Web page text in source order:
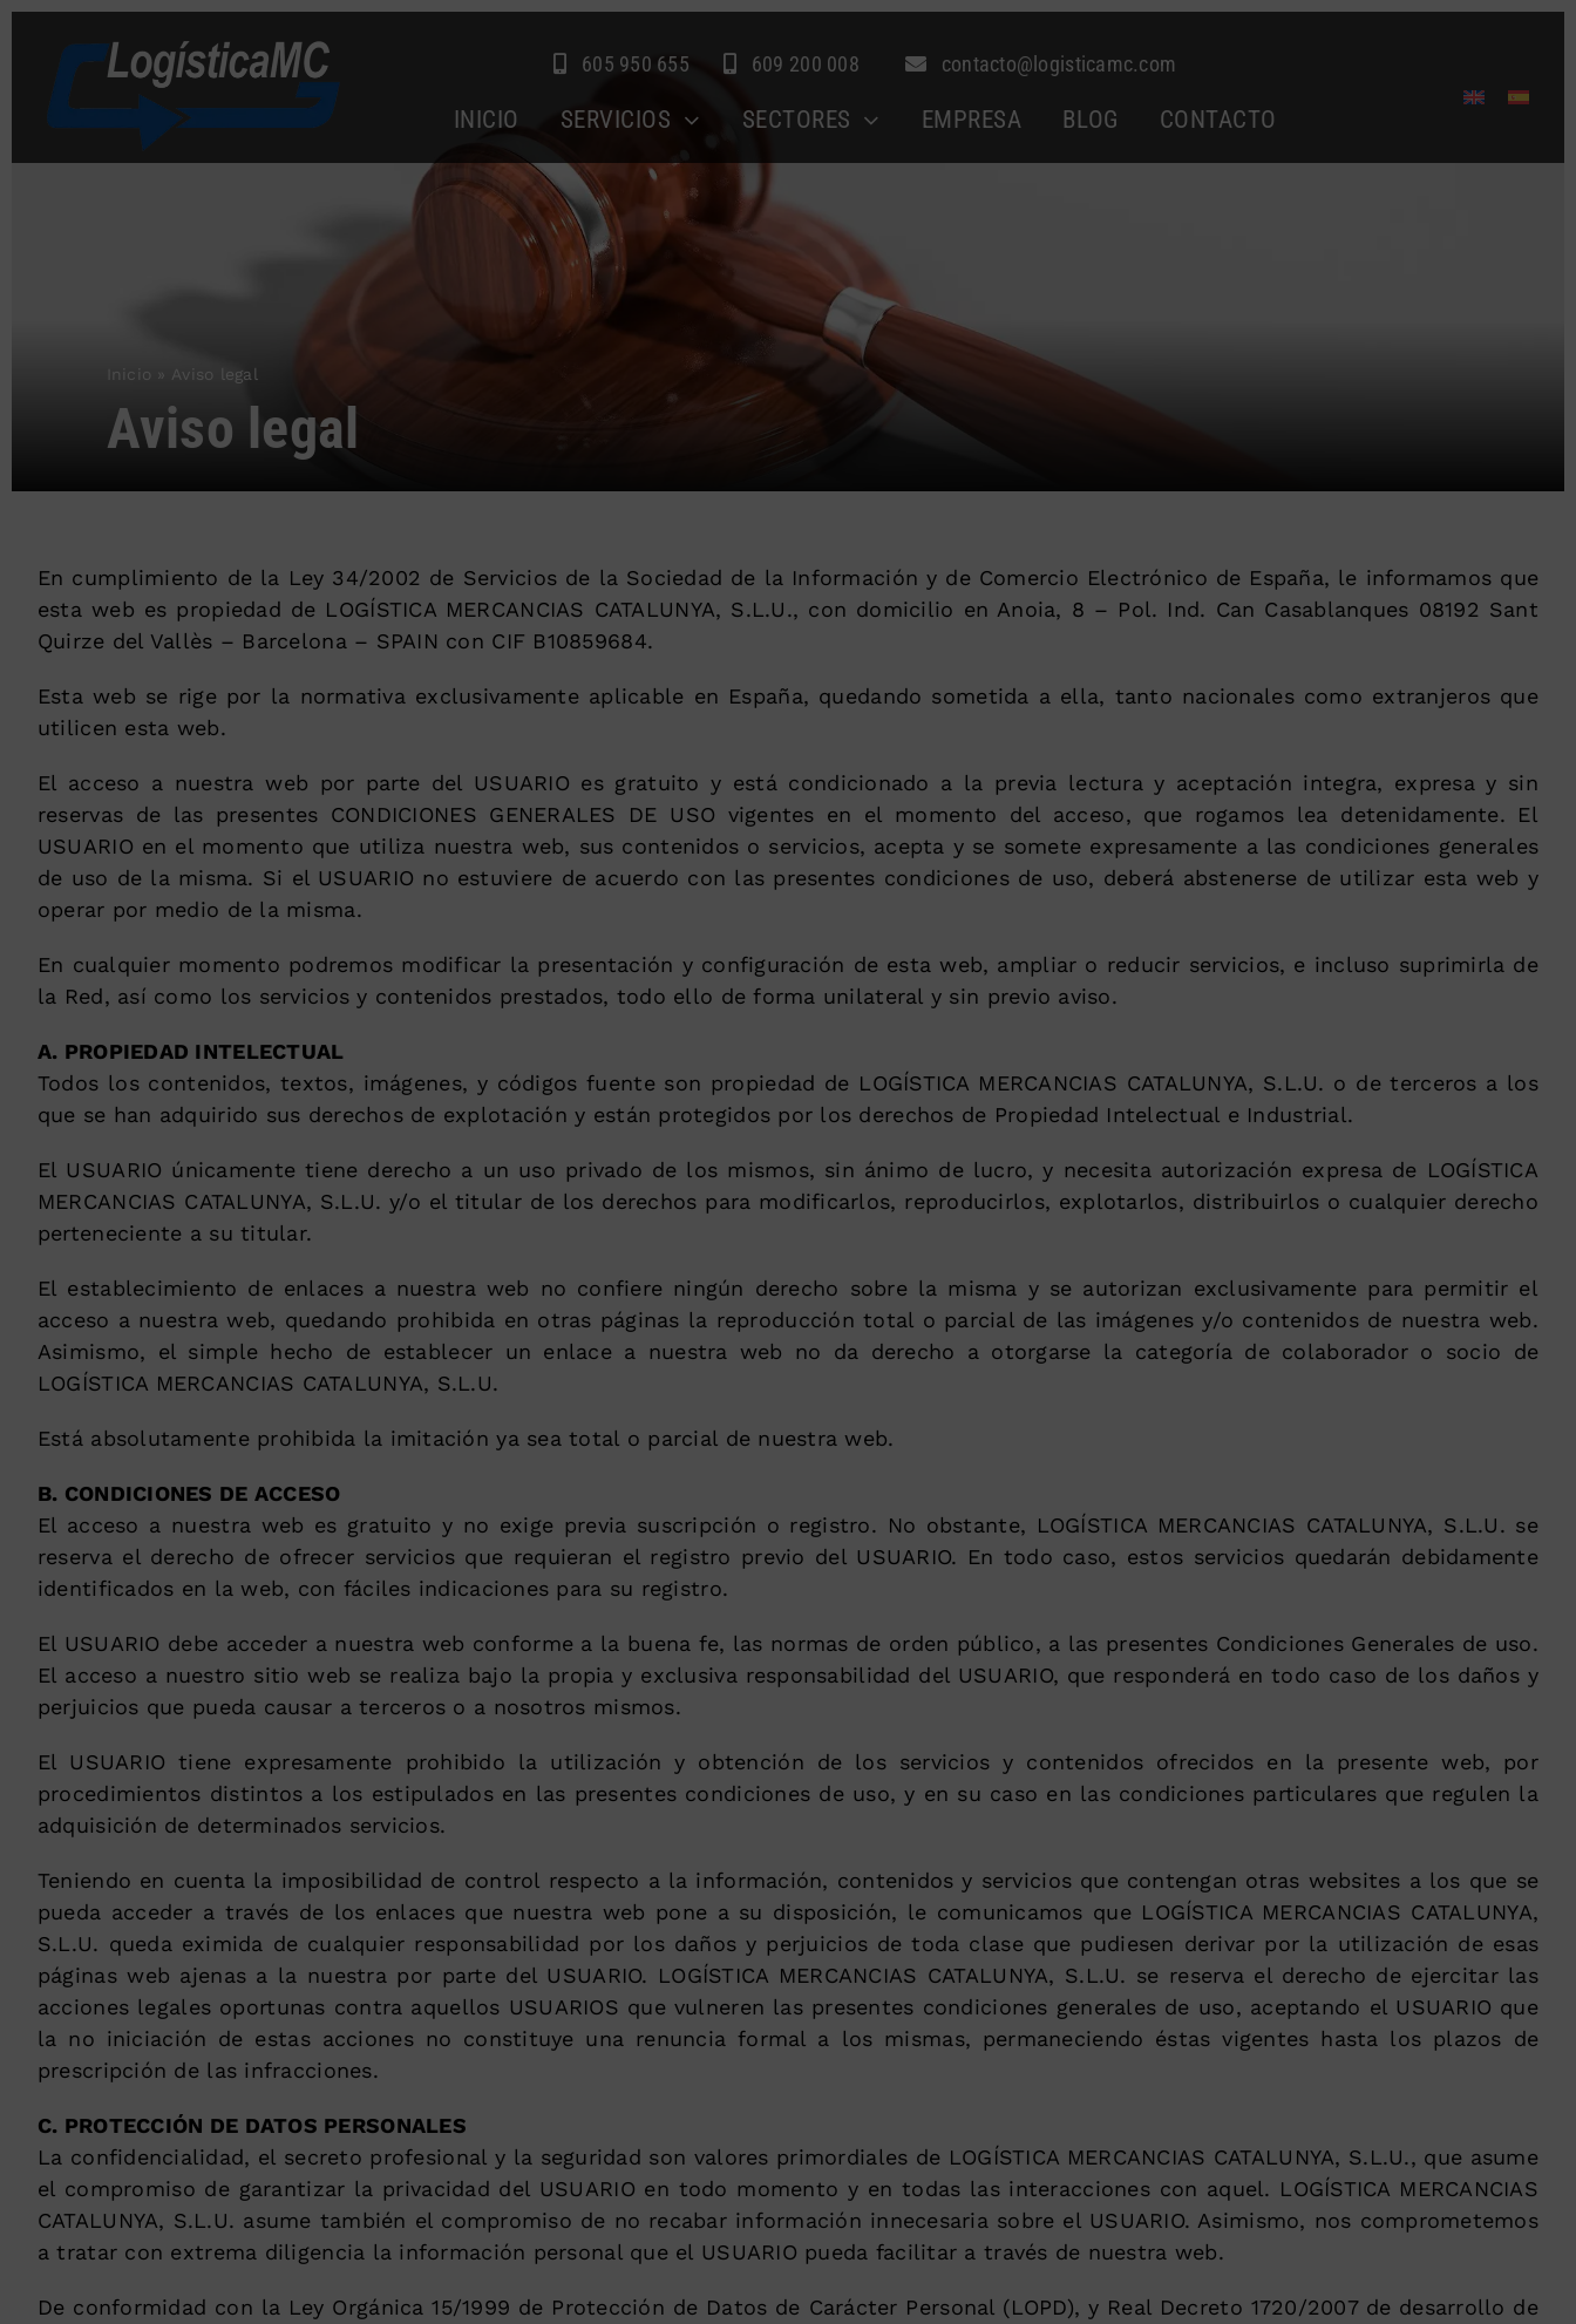
Saltar
contenido
605 950 655 609 200 008 contacto@logisticamc.com
INICIO SERVICIOS SECTORES EMPRESA BLOG CONTACTO
Inicio » Aviso legal
Aviso legal
En cumplimiento de la Ley 34/2002 de Servicios de la Sociedad de la Información y de Comercio Electrónico de España, le informamos que
esta web es propiedad de LOGÍSTICA MERCANCIAS CATALUNYA, S.L.U., con domicilio en Anoia, 8 – Pol. Ind. Can Casablanques 08192 Sant
Quirze del Vallès – Barcelona – SPAIN con CIF B10859684.
Esta web se rige por la normativa exclusivamente aplicable en España, quedando sometida a ella, tanto nacionales como extranjeros que
utilicen esta web.
El acceso a nuestra web por parte del USUARIO es gratuito y está condicionado a la previa lectura y aceptación integra, expresa y sin
reservas de las presentes CONDICIONES GENERALES DE USO vigentes en el momento del acceso, que rogamos lea detenidamente. El
USUARIO en el momento que utiliza nuestra web, sus contenidos o servicios, acepta y se somete expresamente a las condiciones generales
de uso de la misma. Si el USUARIO no estuviere de acuerdo con las presentes condiciones de uso, deberá abstenerse de utilizar esta web y
operar por medio de la misma.
En cualquier momento podremos modificar la presentación y configuración de esta web, ampliar o reducir servicios, e incluso suprimirla de
la Red, así como los servicios y contenidos prestados, todo ello de forma unilateral y sin previo aviso.
A. PROPIEDAD INTELECTUAL
Todos los contenidos, textos, imágenes, y códigos fuente son propiedad de LOGÍSTICA MERCANCIAS CATALUNYA, S.L.U. o de terceros a los
que se han adquirido sus derechos de explotación y están protegidos por los derechos de Propiedad Intelectual e Industrial.
El USUARIO únicamente tiene derecho a un uso privado de los mismos, sin ánimo de lucro, y necesita autorización expresa de LOGÍSTICA
MERCANCIAS CATALUNYA, S.L.U. y/o el titular de los derechos para modificarlos, reproducirlos, explotarlos, distribuirlos o cualquier derecho
perteneciente a su titular.
El establecimiento de enlaces a nuestra web no confiere ningún derecho sobre la misma y se autorizan exclusivamente para permitir el
acceso a nuestra web, quedando prohibida en otras páginas la reproducción total o parcial de las imágenes y/o contenidos de nuestra web.
Asimismo, el simple hecho de establecer un enlace a nuestra web no da derecho a otorgarse la categoría de colaborador o socio de
LOGÍSTICA MERCANCIAS CATALUNYA, S.L.U.
Está absolutamente prohibida la imitación ya sea total o parcial de nuestra web.
B. CONDICIONES DE ACCESO
El acceso a nuestra web es gratuito y no exige previa suscripción o registro. No obstante, LOGÍSTICA MERCANCIAS CATALUNYA, S.L.U. se
reserva el derecho de ofrecer servicios que requieran el registro previo del USUARIO. En todo caso, estos servicios quedarán debidamente
identificados en la web, con fáciles indicaciones para su registro.
El USUARIO debe acceder a nuestra web conforme a la buena fe, las normas de orden público, a las presentes Condiciones Generales de uso.
El acceso a nuestro sitio web se realiza bajo la propia y exclusiva responsabilidad del USUARIO, que responderá en todo caso de los daños y
perjuicios que pueda causar a terceros o a nosotros mismos.
El USUARIO tiene expresamente prohibido la utilización y obtención de los servicios y contenidos ofrecidos en la presente web, por
procedimientos distintos a los estipulados en las presentes condiciones de uso, y en su caso en las condiciones particulares que regulen la
adquisición de determinados servicios.
Teniendo en cuenta la imposibilidad de control respecto a la información, contenidos y servicios que contengan otras websites a los que se
pueda acceder a través de los enlaces que nuestra web pone a su disposición, le comunicamos que LOGÍSTICA MERCANCIAS CATALUNYA,
S.L.U. queda eximida de cualquier responsabilidad por los daños y perjuicios de toda clase que pudiesen derivar por la utilización de esas
páginas web ajenas a la nuestra por parte del USUARIO. LOGÍSTICA MERCANCIAS CATALUNYA, S.L.U. se reserva el derecho de ejercitar las
acciones legales oportunas contra aquellos USUARIOS que vulneren las presentes condiciones generales de uso, aceptando el USUARIO que
la no iniciación de estas acciones no constituye una renuncia formal a los mismas, permaneciendo éstas vigentes hasta los plazos de
prescripción de las infracciones.
C. PROTECCIÓN DE DATOS PERSONALES
La confidencialidad, el secreto profesional y la seguridad son valores primordiales de LOGÍSTICA MERCANCIAS CATALUNYA, S.L.U., que asume
el compromiso de garantizar la privacidad del USUARIO en todo momento y en todas las interacciones con aquel. LOGÍSTICA MERCANCIAS
CATALUNYA, S.L.U. asume también el compromiso de no recabar información innecesaria sobre el USUARIO. Asimismo, nos comprometemos
a tratar con extrema diligencia la información personal que el USUARIO pueda facilitar a través de nuestra web.
De conformidad con la Ley Orgánica 15/1999 de Protección de Datos de Carácter Personal (LOPD), y Real Decreto 1720/2007 de desarrollo de